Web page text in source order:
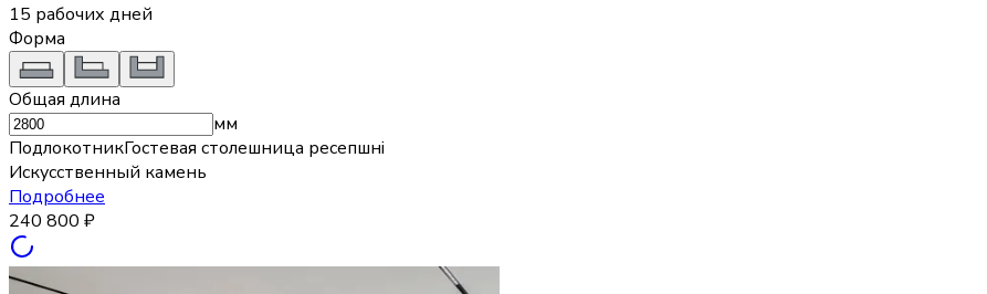
15 рабочих дней
Форма
Общая длина
мм
ПодлокотникГостевая столешница ресепшнi
Искусственный камень
Подробнее
240 800 ₽